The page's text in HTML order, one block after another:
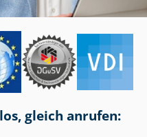
gleich anrufen: